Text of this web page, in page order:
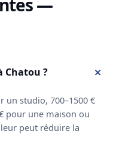
—
Chatou ?
un studio, 700–1500 €
pour une maison ou
peut réduire la